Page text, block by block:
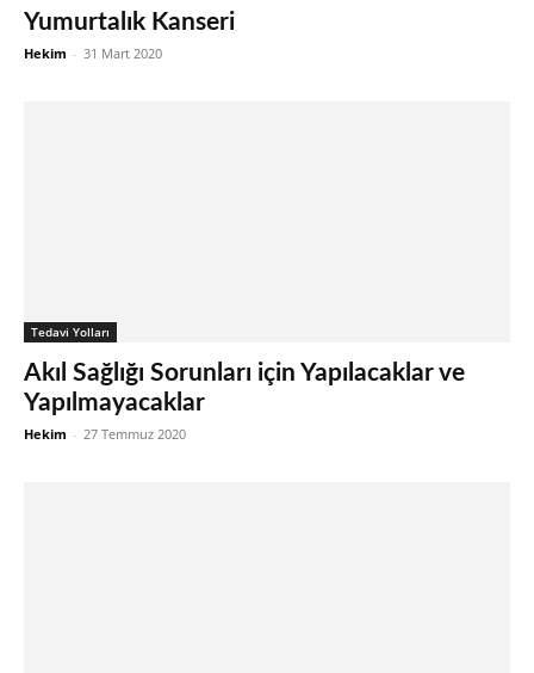
Yumurtalık Kanseri
Hekim - 31 Mart 2020
Tedavi Yolları
Akıl Sağlığı Sorunları için Yapılacaklar ve
Yapılmayacaklar
Hekim - 27 Temmuz 2020